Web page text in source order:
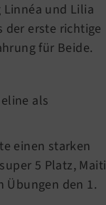
Linnéa und Lilia
der erste richtige
für Beide.
als
einen starken
5 Platz, Maiti
Übungen den 1.